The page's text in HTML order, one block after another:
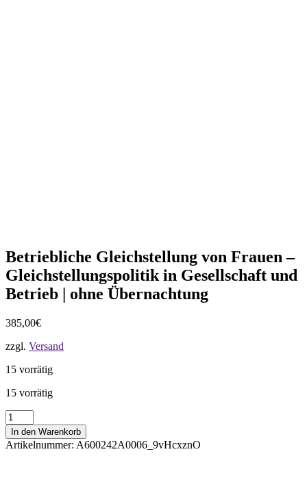
Betriebliche Gleichstellung von Frauen –
Gleichstellungspolitik in Gesellschaft und
Betrieb | ohne Übernachtung
385,00€
zzgl. Versand
15 vorrätig
15 vorrätig
Betriebliche
Gleichstellung
von
Frauen
In den Warenkorb
Artikelnummer: A600242A0006_9vHcxznO